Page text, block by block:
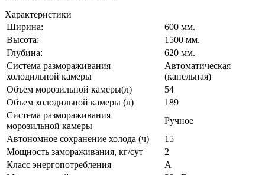
Характеристики
Ширина:
600 мм.
Высота:
1500 мм.
Глубина:
620 мм.
Система размораживания
холодильной камеры
Автоматическая
(капельная)
Объем морозильной камеры(л)
54
Объем холодильной камеры (л)
189
Система размораживания
морозильной камеры
Ручное
Автономное сохранение холода (ч)
15
Мощность замораживания, кг/сут
2
Класс энергопотребления
А